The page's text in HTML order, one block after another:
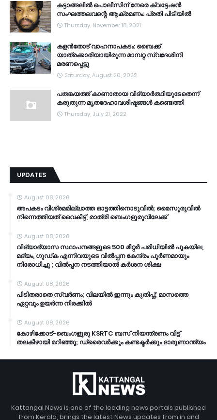
കട്ടാങ്ങലിൽ പൊലീസിന് നേരെ ക്വട്ടേഷൻ
സംഘത്തലവന്റെ ആക്രമണം: പ്രതി പിടിയിൽ
Thursday, November 18, 2021
കളൻതോട് വാഹനാപകടം: ബൈക്ക്
യാത്രക്കാരിയായിരുന്ന മാമ്പറ്റ സ്വദേശിനി
മരണപ്പെട്ടു
Saturday, August 20, 2022
പതങ്കയത്ത് കാണാതായ വിദ്യാർത്ഥിയുടേതെന്ന്
കരുതുന്ന മൃതദേഹാവശിഷ്ടങ്ങൾ കണ്ടെത്തി
Thursday, July 21, 2022
UPDATES
August 08, 2026
അപകടം വിശ്രമമില്ലാത്ത ഓട്ടത്തിനൊടുവിൽ; മൈസൂരുവിൽ
നിന്നെത്തിയത് വൈകീട്ട്, രാത്രി ബെംഗളൂരുവിലേക്ക്
August 08, 2026
വിദ്യാഭ്യാസ സ്ഥാപനങ്ങളുടെ 500 മീറ്റർ പരിധിയിൽ പുകയില,
മദ്യം, ഗുഡ്ക എന്നിവയുടെ വിൽപ്പന കേന്ദ്രം പൂർണമായും
നിരോധിച്ചു ; വിൽപ്പന നടത്തിയാൽ കർശന ശിക്ഷ
August 08, 2026
പിടിതരാതെ സ്വർണം; വിലയിൽ ഇന്നും കുതിപ്പ്; മാസത്തെ
ഏറ്റവും ഉയർന്ന നിരക്കിൽ
August 08, 2026
കോഴിക്കോട്-ബെംഗളൂരു KSRTC ബസ് നിയന്ത്രണം വിട്ട്
തലകീഴായി മറിഞ്ഞു; ഡ്രൈവർക്കും കണ്ടക്ടർക്കും ദാരുണാന്ത്യം
Kattangal News is one of the leading news portals published
from Kerala, brings the latest News updates from in and